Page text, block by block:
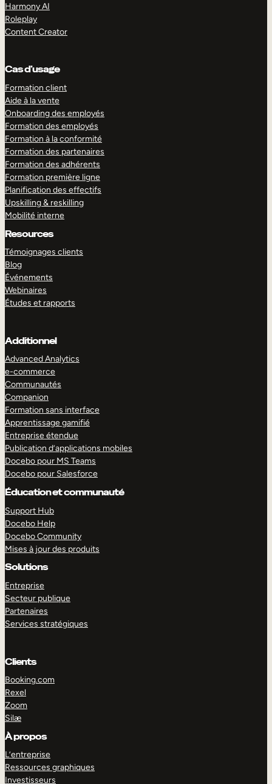
Harmony AI
Roleplay
Content Creator
Cas d’usage
Formation client
Aide à la vente
Onboarding des employés
Formation des employés
Formation à la conformité
Formation des partenaires
Formation des adhérents
Formation première ligne
Planification des effectifs
Upskilling & reskilling
Mobilité interne
Resources
Témoignages clients
Blog
Événements
Webinaires
Études et rapports
Additionnel
Advanced Analytics
e-commerce
Communautés
Companion
Formation sans interface
Apprentissage gamifié
Entreprise étendue
Publication d’applications mobiles
Docebo pour MS Teams
Docebo pour Salesforce
Éducation et communauté
Support Hub
Docebo Help
Docebo Community
Mises à jour des produits
Solutions
Entreprise
Secteur publique
Partenaires
Services stratégiques
Clients
Booking.com
Rexel
Zoom
Silæ
À propos
L’entreprise
Ressources graphiques
Investisseurs